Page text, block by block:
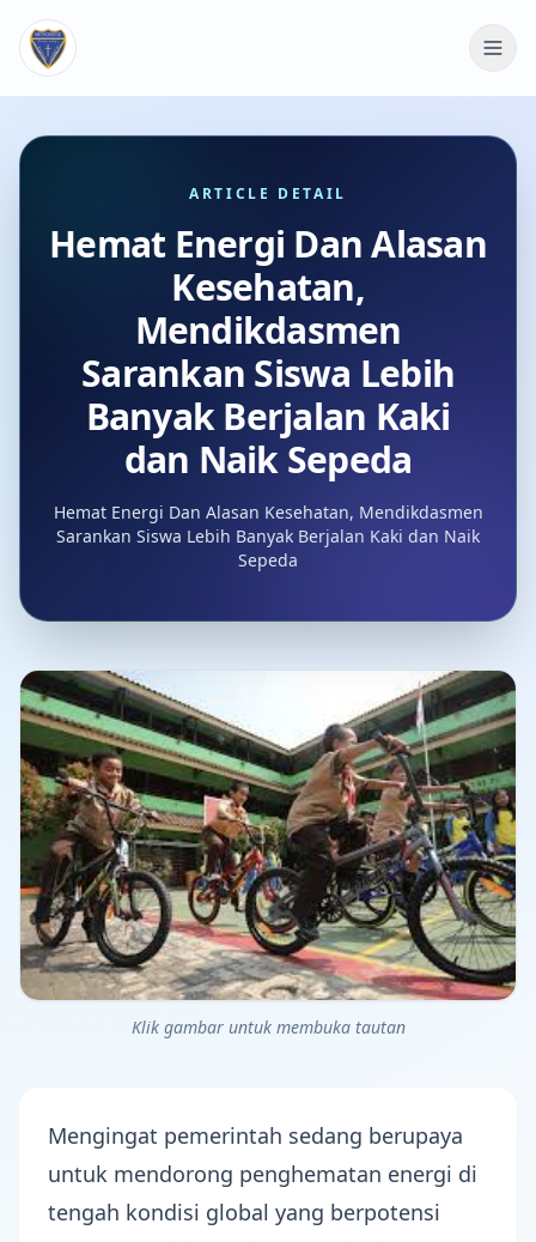
ARTICLE DETAIL
Hemat Energi Dan Alasan
Kesehatan,
Mendikdasmen
Sarankan Siswa Lebih
Banyak Berjalan Kaki
dan Naik Sepeda
Hemat Energi Dan Alasan Kesehatan, Mendikdasmen
Sarankan Siswa Lebih Banyak Berjalan Kaki dan Naik
Sepeda
Klik gambar untuk membuka tautan
Mengingat pemerintah sedang berupaya
untuk mendorong penghematan energi di
tengah kondisi global yang berpotensi